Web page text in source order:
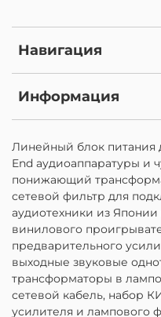
Навигация
Информация
Линейный блок питания
End аудиоаппаратуры и
понижающий
сетевой фильтр для
аудиотехники из
винилового
предварительного
выходные звуковые
трансформаторы в
сетевой кабель, набор
усилителя и лампового